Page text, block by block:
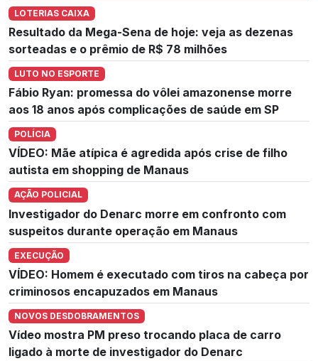
LOTERIAS CAIXA
Resultado da Mega-Sena de hoje: veja as dezenas
sorteadas e o prêmio de R$ 78 milhões
LUTO NO ESPORTE
Fábio Ryan: promessa do vôlei amazonense morre
aos 18 anos após complicações de saúde em SP
POLÍCIA
VÍDEO: Mãe atípica é agredida após crise de filho
autista em shopping de Manaus
AÇÃO POLICIAL
Investigador do Denarc morre em confronto com
suspeitos durante operação em Manaus
EXECUÇÃO
VÍDEO: Homem é executado com tiros na cabeça por
criminosos encapuzados em Manaus
NOVOS DESDOBRAMENTOS
Vídeo mostra PM preso trocando placa de carro
ligado à morte de investigador do Denarc